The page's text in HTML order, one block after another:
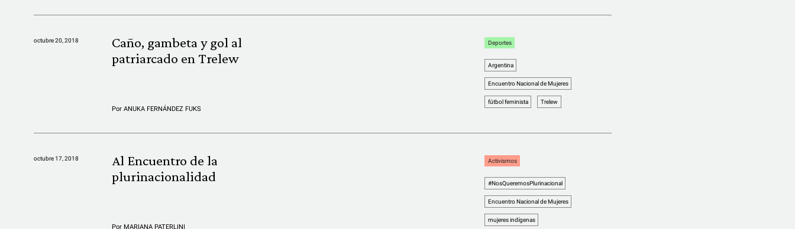
octubre 20, 2018
Caño, gambeta y gol al
patriarcado en Trelew
PorANUKA FERNÁNDEZ FUKS
Deportes
Argentina
Encuentro Nacional de Mujeres
fútbol feminista Trelew
octubre 17, 2018
Al Encuentro de la
plurinacionalidad
Por MARIANA PATERLINI
Activismos
#NosQueremosPlurinacional
Encuentro Nacional de Mujeres
mujeres indígenas